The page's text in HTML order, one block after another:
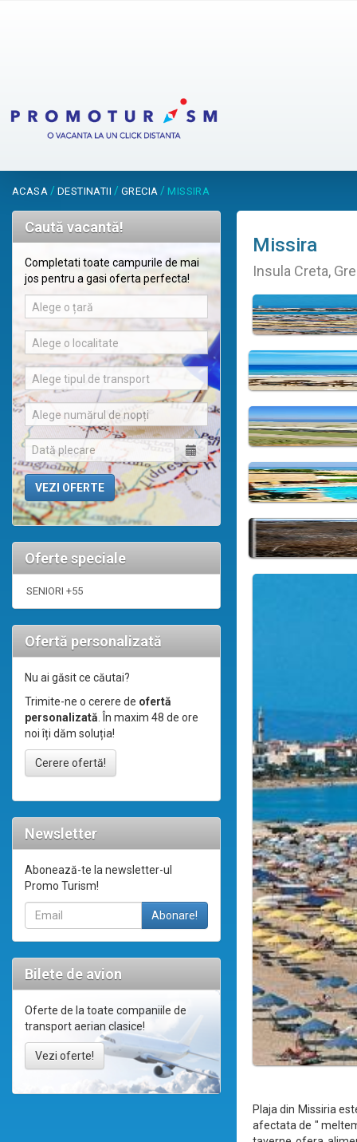
ACASA / DESTINATII / GRECIA / MISSIRA
Caută vacantă!
Completati toate campurile de mai
jos pentru a gasi oferta perfecta!
Alege o țară
Alege o localitate
Alege tipul de transport
Alege numărul de nopți
Oferte speciale
SENIORI +55
Ofertă personalizată
Nu ai găsit ce căutai?
Trimite-ne o cerere de ofertă
personalizată. În maxim 48 de ore
noi îți dăm soluția!
Cerere ofertă!
Newsletter
Abonează-te la newsletter-ul
Promo Turism!
Bilete de avion
Oferte de la toate companiile de
transport aerian clasice!
Vezi oferte!
Missira
Insula Creta,
Plaja din Missiria
afectata de "